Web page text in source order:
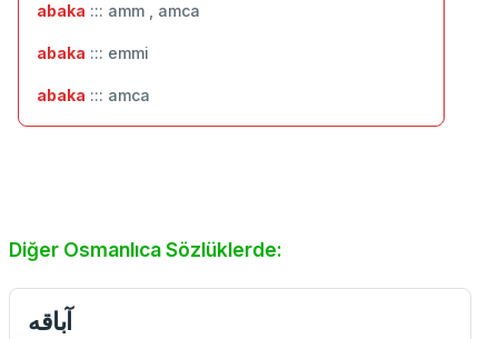
abaka ::: amm , amca
abaka ::: emmi
abaka ::: amca
Diğer Osmanlıca Sözlüklerde: